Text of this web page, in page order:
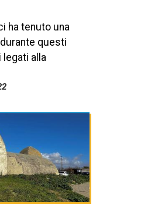
ha tenuto una
questi
legati alla